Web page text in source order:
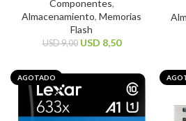
Componentes,
Almacenamiento, Memorias
Flash
USD9,00 USD 8,50
AGOTADO